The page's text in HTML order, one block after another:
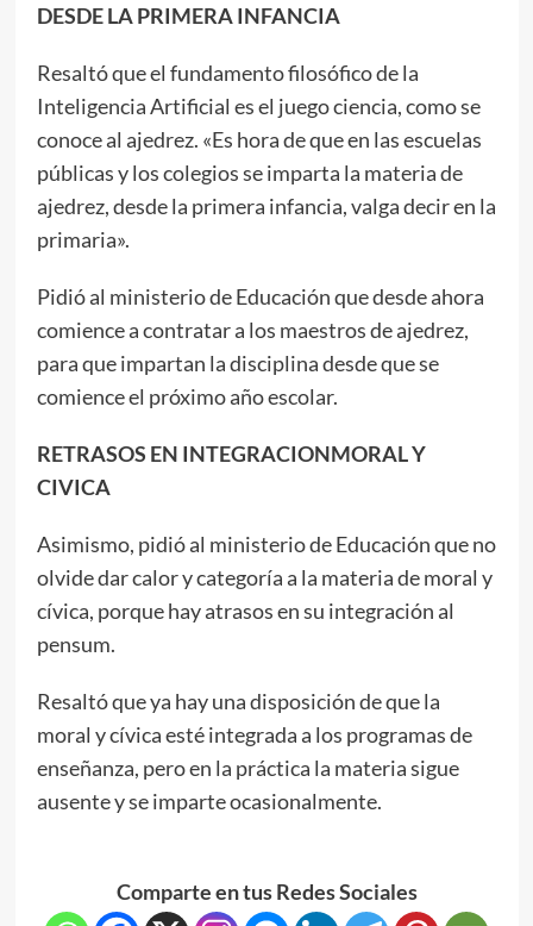
DESDE LA PRIMERA INFANCIA
Resaltó que el fundamento filosófico de la
Inteligencia Artificial es el juego ciencia, como se
conoce al ajedrez. «Es hora de que en las escuelas
públicas y los colegios se imparta la materia de
ajedrez, desde la primera infancia, valga decir en la
primaria».
Pidió al ministerio de Educación que desde ahora
comience a contratar a los maestros de ajedrez,
para que impartan la disciplina desde que se
comience el próximo año escolar.
RETRASOS EN INTEGRACIONMORAL Y
CIVICA
Asimismo, pidió al ministerio de Educación que no
olvide dar calor y categoría a la materia de moral y
cívica, porque hay atrasos en su integración al
pensum.
Resaltó que ya hay una disposición de que la
moral y cívica esté integrada a los programas de
enseñanza, pero en la práctica la materia sigue
ausente y se imparte ocasionalmente.
Comparte en tus Redes Sociales